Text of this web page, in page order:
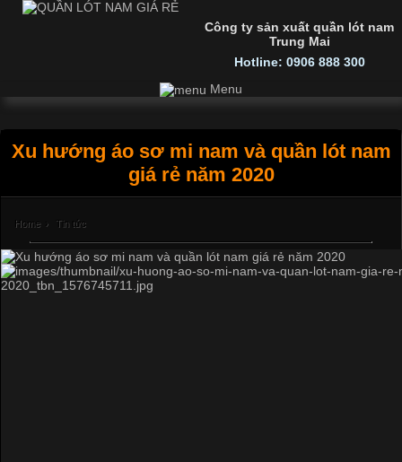
Công ty sản xuất quần lót nam
Trung Mai
Hotline: 0906 888 300
Menu
Xu hướng áo sơ mi nam và quần lót nam
giá rẻ năm 2020
Home › Tin tức